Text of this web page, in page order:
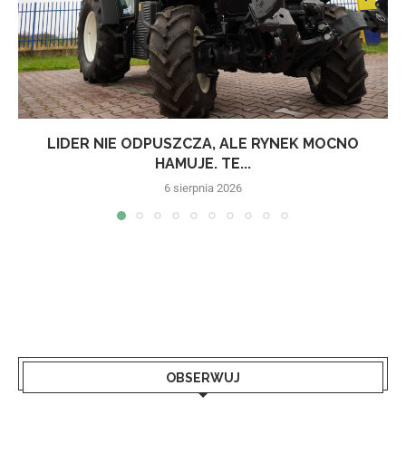
LIDER NIE ODPUSZCZA, ALE RYNEK MOCNO
HAMUJE. TE...
6 sierpnia 2026
OBSERWUJ